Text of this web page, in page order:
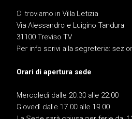
Ci troviamo in Villa Letizia
Via Alessandro e Luigino Tandura
31100 Treviso TV
Per info scrivi alla segreteria:
Orari di apertura sede
Mercoledì dalle 20.30 alle 22.00
Giovedì dalle 17.00 alle 19.00